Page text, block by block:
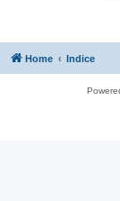
Home Indice